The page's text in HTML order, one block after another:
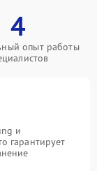
4
опыт работы
и
гарантирует